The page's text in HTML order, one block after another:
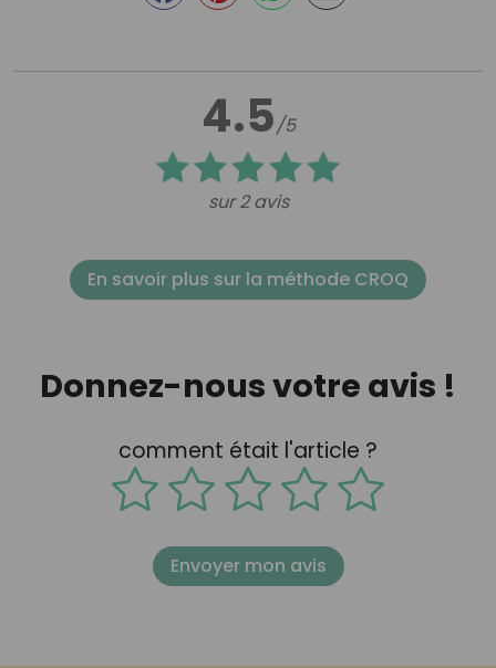
4.5/5
sur 2 avis
En savoir plus sur la méthode CROQ
Donnez-nous votre avis !
comment était l'article ?
Envoyer mon avis